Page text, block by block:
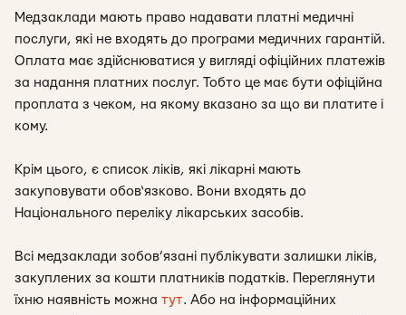
Медзаклади мають право надавати платні медичні
послуги, які не входять до програми медичних гарантій.
Оплата має здійснюватися у вигляді офіційних платежів
за надання платних послуг. Тобто це має бути офіційна
проплата з чеком, на якому вказано за що ви платите і
кому.
Крім цього, є список ліків, які лікарні мають
закуповувати обов‘язково. Вони входять до
Національного переліку лікарських засобів.
Всі медзаклади зобов’язані публікувати залишки ліків,
закуплених за кошти платників податків. Переглянути
їхню наявність можна тут. Або на інформаційних